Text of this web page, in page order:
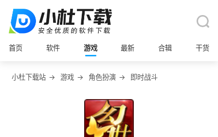
首页 软件 游戏 最新 合辑 干货
小杜下载站 → 游戏 → 角色扮演 → 即时战斗